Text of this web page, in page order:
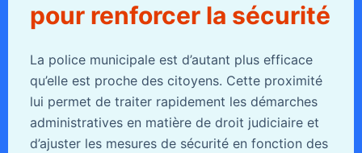
pour renforcer la sécurité
La police municipale est d’autant plus efficace
qu’elle est proche des citoyens. Cette proximité
lui permet de traiter rapidement les démarches
administratives en matière de droit judiciaire et
d’ajuster les mesures de sécurité en fonction des